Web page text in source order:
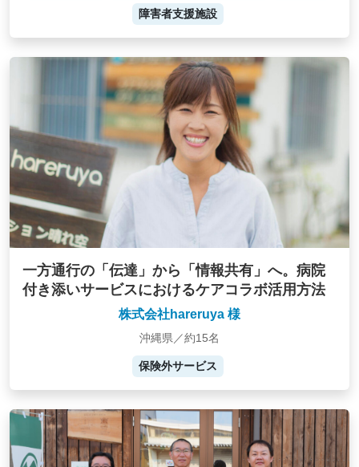
障害者支援施設
一方通行の「伝達」から「情報共有」へ。病院
付き添いサービスにおけるケアコラボ活用方法
株式会社hareruya 様
沖縄県／約15名
保険外サービス